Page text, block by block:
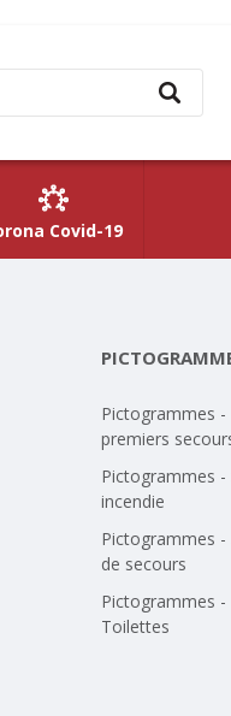
Covid-19
Pictogrammes -
premiers
Pictogrammes -
incendie
Pictogrammes -
de secours
Pictogrammes -
Toilettes